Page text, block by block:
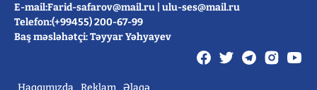
E-mail:Farid-safarov@mail.ru ulu-ses@mail.ru
Telefon:(+99455) 200-67-99
Baş məsləhətçi: Təyyar Yəhyayev
Haqqımızda Reklam Əlaqə